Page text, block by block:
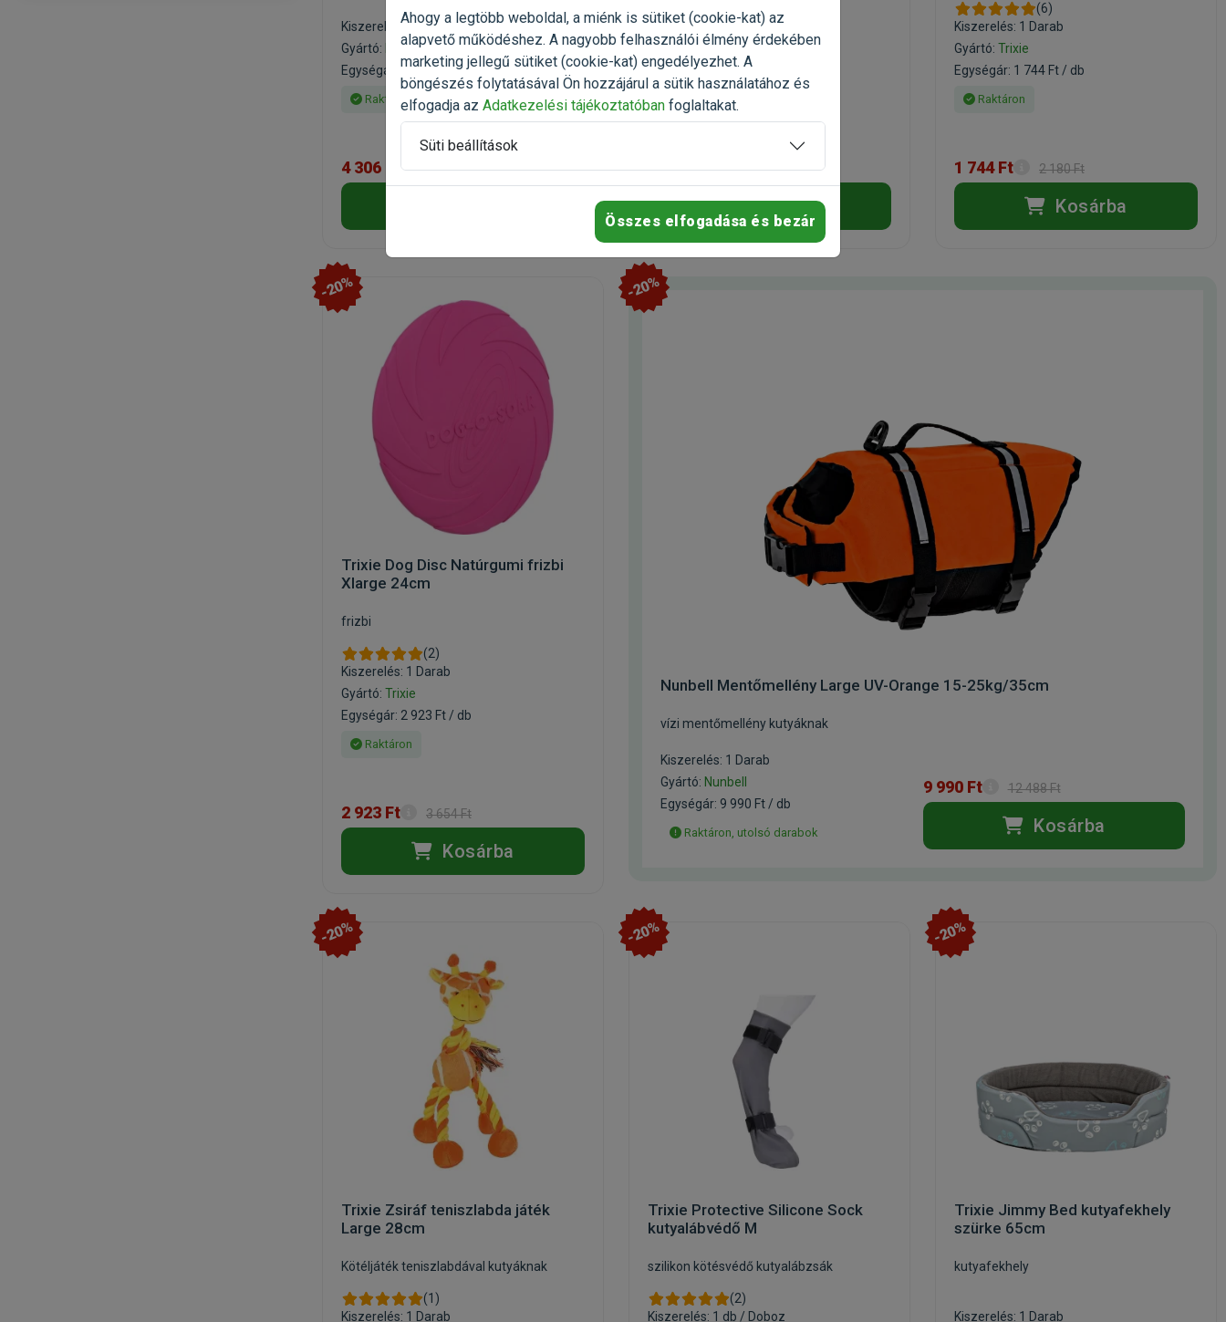
Kiszerelés: 1 Darab
Gyártó:
KONG
Egységár: 4 306 Ft / db
Raktáron
4 306 Ft 5 383 Ft
Kiszerelés: 1 db / Doboz
Gyártó:Trixie
Egységár: 4 277 Ft / db
Raktáron
4 277 Ft 5 346 Ft
Kosárba
(6)
Kiszerelés: 1 Darab
Gyártó: Trixie
Egységár: 1 744 Ft / db
Raktáron
1 744 Ft 2 180 Ft
Kosárba
-20%
Trixie Dog Disc Natúrgumi frizbi
Xlarge 24cm
frizbi
(2)
Kiszerelés: 1 Darab
Gyártó: Trixie
Egységár: 2 923 Ft / db
Raktáron
2 923 Ft 3 654 Ft
Kosárba
-20%
Nunbell Mentőmellény Large UV-Orange 15-25kg/35cm
vízi mentőmellény kutyáknak
Kiszerelés: 1 Darab
Gyártó: Nunbell
Egységár: 9 990 Ft / db
Raktáron, utolsó darabok
9 990 Ft 12 488 Ft
Kosárba
-20%
Trixie Zsiráf teniszlabda játék
Large 28cm
Kötéljáték teniszlabdával kutyáknak
(1)
Kiszerelés: 1 Darab
-20%
Trixie Protective Silicone Sock
kutyalábvédő M
szilikon kötésvédő kutyalábzsák
(2)
Kiszerelés: 1 db / Doboz
-20%
Trixie Jimmy Bed kutyafekhely
szürke 65cm
kutyafekhely
Kiszerelés: 1 Darab
Ahogy a legtöbb weboldal, a miénk is sütiket (cookie-kat) az
alapvető működéshez. A nagyobb felhasználói élmény érdekében
marketing jellegű sütiket (cookie-kat) engedélyezhet. A
böngészés folytatásával Ön hozzájárul a sütik használatához és
elfogadja az Adatkezelési tájékoztatóban foglaltakat.
Süti beállítások
Összes elfogadása és bezár